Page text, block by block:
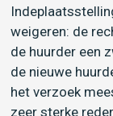
weigeren: de
de huurder een
de nieuwe
het verzoek
zeer sterke